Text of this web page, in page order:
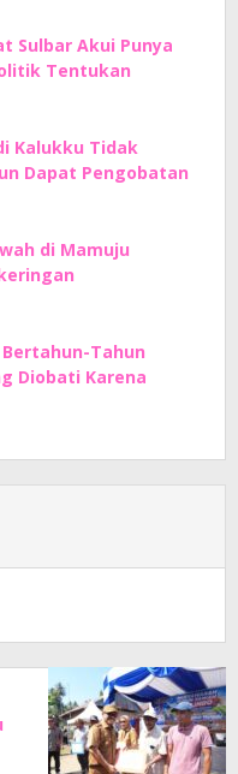
Sulbar Akui Punya
Tentukan
Kalukku Tidak
Dapat Pengobatan
di Mamuju
Tahun
Diobati Karena